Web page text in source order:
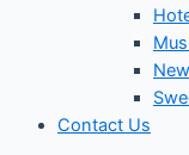
Contact Us